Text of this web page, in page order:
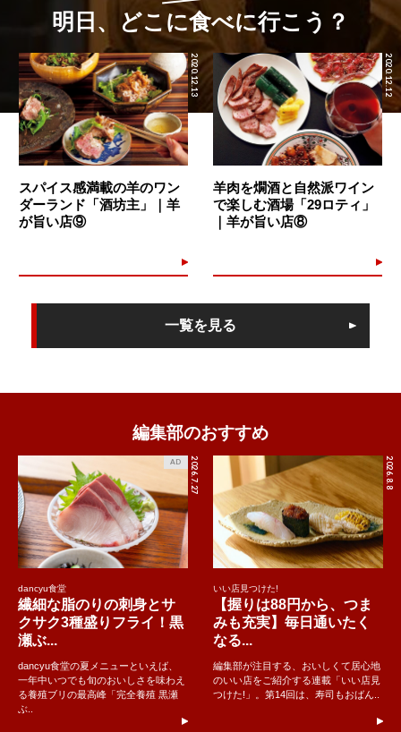
明日、どこに食べに行こう？
2020.12.13
スパイス感満載の羊のワン
ダーランド「酒坊主」｜羊
が旨い店⑨
2020.12.12
羊肉を燗酒と自然派ワイン
で楽しむ酒場「29ロティ」
｜羊が旨い店⑧
一覧を見る
編集部のおすすめ
2026.7.27
AD
dancyu食堂
繊細な脂のりの刺身とサ
クサク3種盛りフライ！黒
瀬ぶ...
dancyu食堂の夏メニューといえば、
一年中いつでも旬のおいしさを味わえ
る養殖ブリの最高峰「完全養殖 黒瀬
ぶ..
2026.8.8
いい店見つけた!
【握りは88円から、つま
みも充実】毎日通いたく
なる...
編集部が注目する、おいしくて居心地
のいい店をご紹介する連載「いい店見
つけた!」。第14回は、寿司もおばん..